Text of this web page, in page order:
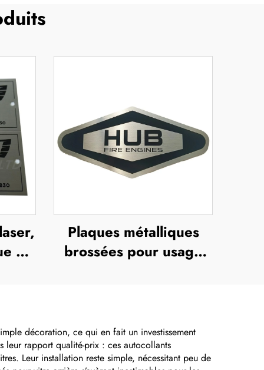
en
Plaques métalliques
brossées pour usage
étiquettes gravées au
laser, plaques
décoration, ce qui en fait un investissement
leur rapport qualité-prix : ces autocollants
Leur installation reste simple, nécessitant peu de